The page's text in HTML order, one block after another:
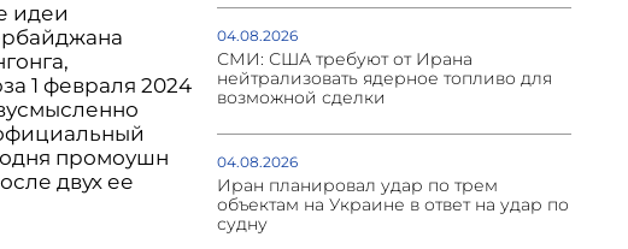
идеи
1 февраля 2024
промоушн
двух ее
04.08.2026
СМИ: США требуют от Ирана
нейтрализовать ядерное топливо для
возможной сделки
04.08.2026
Иран планировал удар по трем
объектам на Украине в ответ на удар по
судну